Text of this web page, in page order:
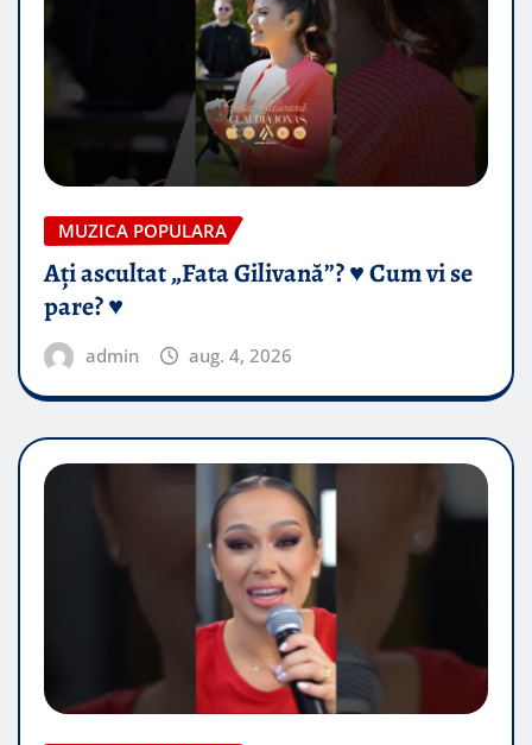
MUZICA POPULARA
Ați ascultat „Fata Gilivană”? ♥️ Cum vi se
pare? ♥️
admin aug. 4, 2026